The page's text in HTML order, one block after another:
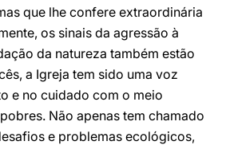
que lhe confere extraordinária
os sinais da agressão à
da natureza também estão
a Igreja tem sido uma voz
e no cuidado com o meio
Não apenas tem chamado
e problemas ecológicos,